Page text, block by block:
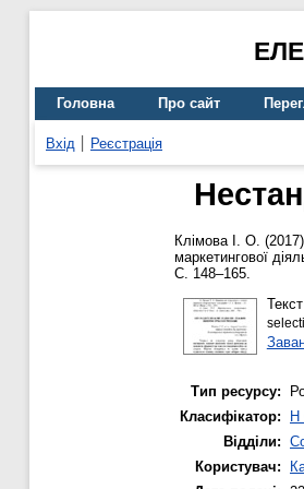
Головна Про сайт
Вхід Реєстрація
Клімова І. О. (2017)
маркетингової
С. 148–165.
Текст
Тип ресурсу:
Класифікатор:
H
Відділи:
Користувач: